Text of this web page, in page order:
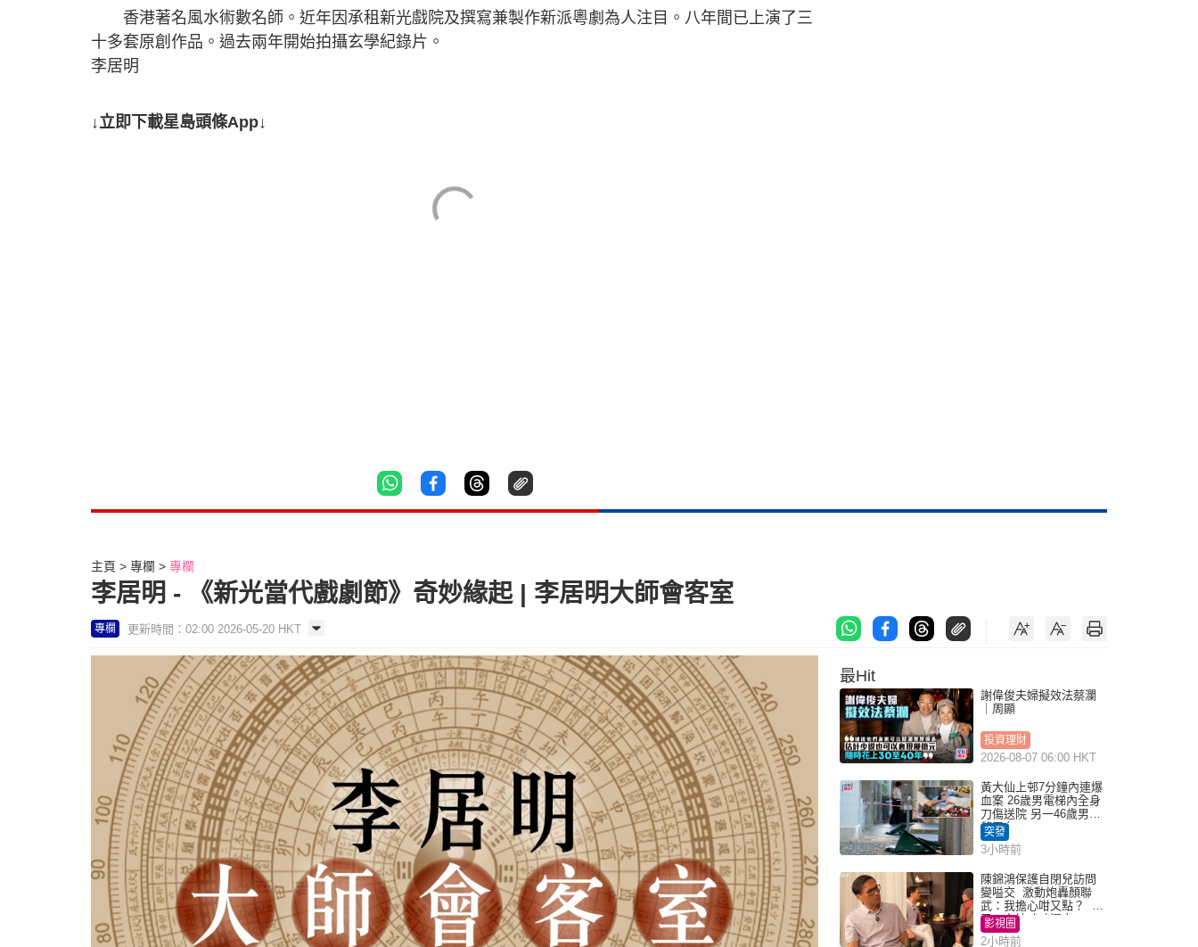
香港著名風水術數名師。近年因承租新光戲院及撰寫兼製作新派粵劇為人注目。八年間已上演了三
十多套原創作品。過去兩年開始拍攝玄學紀錄片。
李居明
↓立即下載星島頭條App↓
主頁 專欄 專欄
李居明 - 《新光當代戲劇節》奇妙緣起 | 李居明大師會客室
專欄 更新時間：02:00 2026-05-20 HKT
最Hit
謝偉俊夫婦擬效法蔡瀾
｜周顯
投資理財
2026-08-07 06:00 HKT
黃大仙上邨7分鐘內連爆
血案 26歲男電梯內全身
刀傷送院 另一46歲男倒
斃平台
突發
3小時前
陳錦鴻保護自閉兒訪問
變嗌交 激動炮轟顏聯
武：我擔心咁又點？ 網
民：主持咄咄逼人
影視圈
2小時前